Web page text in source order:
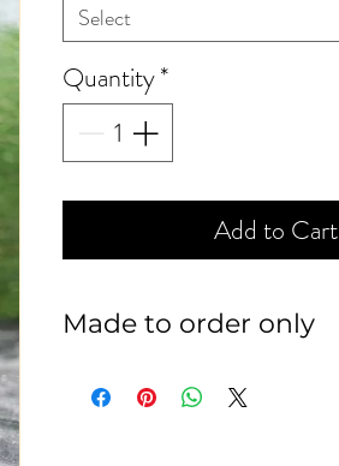
Select
Quantity*
Add to Cart
Made to order only
รับคืน ในทุกกรณี